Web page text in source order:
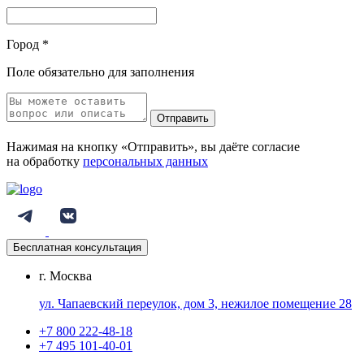
Город *
Поле обязательно для заполнения
Отправить
Нажимая на кнопку «Отправить», вы даёте согласие
на обработку персональных данных
Бесплатная консультация
г. Москва
ул. Чапаевский переулок, дом 3, нежилое помещение 28
+7 800 222-48-18
+7 495 101-40-01